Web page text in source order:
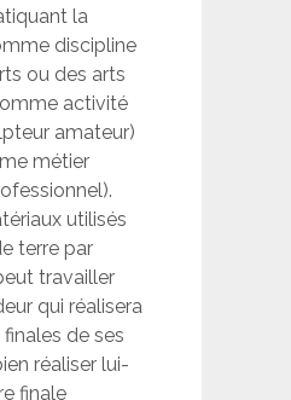
la
discipline
ou des arts
activité
amateur)
métier
utilisés
terre par
travailler
qui réalisera
de ses
réaliser lui-
finale